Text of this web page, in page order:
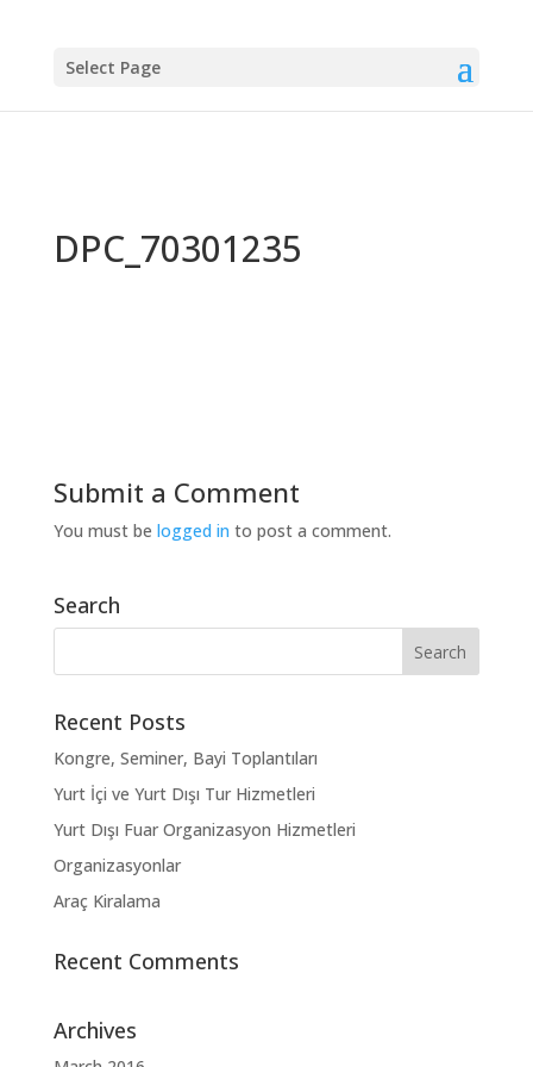
Select Page
DPC_70301235
Submit a Comment
You must be logged in to post a comment.
Search
Recent Posts
Kongre, Seminer, Bayi Toplantıları
Yurt İçi ve Yurt Dışı Tur Hizmetleri
Yurt Dışı Fuar Organizasyon Hizmetleri
Organizasyonlar
Araç Kiralama
Recent Comments
Archives